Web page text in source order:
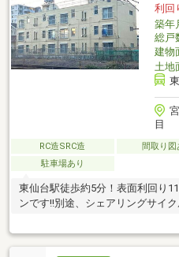
利回
築年
総戸
建物
土地
目
RC造SRC造 間取り図
駐車場あり
東仙台駅徒歩約5分！表面利回り
ンです!!別途、シェアリングサイ